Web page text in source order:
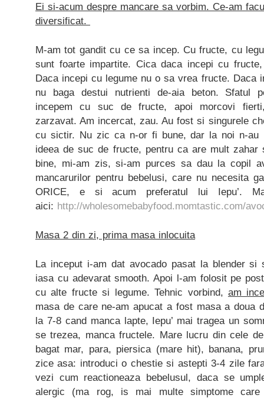
Ei si-acum despre mancare sa vorbim. Ce-am
diversificat.
M-am tot gandit cu ce sa incep. Cu fructe, cu
sunt foarte impartite. Cica daca incepi cu
Daca incepi cu legume nu o sa vrea fructe. Daca
nu baga destui nutrienti de-aia beton. Sfatul
incepem cu suc de fructe, apoi morcovi
zarzavat. Am incercat, zau. Au fost si singurele
cu sictir. Nu zic ca n-or fi bune, dar la noi n-au
ideea de suc de fructe, pentru ca are mult zahar
bine, mi-am zis, si-am purces sa dau la copil
mancarurilor pentru bebelusi, care nu necesita
ORICE, e si acum preferatul lui Iepu’.
aici: http://wholesomebabyfood.momtastic.com/
Masa 2 din zi, prima masa inlocuita
La inceput i-am dat avocado pasat la blender
iasa cu adevarat smooth. Apoi l-am folosit pe
cu alte fructe si legume. Tehnic vorbind, am
masa de care ne-am apucat a fost masa a doua
la 7-8 cand manca lapte, Iepu’ mai tragea un
se trezea, manca fructele. Mare lucru din cele
bagat mar, para, piersica (mare hit), banana,
zice asa: introduci o chestie si astepti 3-4 zile
vezi cum reactioneaza bebelusul, daca se
alergic (ma rog, is mai multe simptome